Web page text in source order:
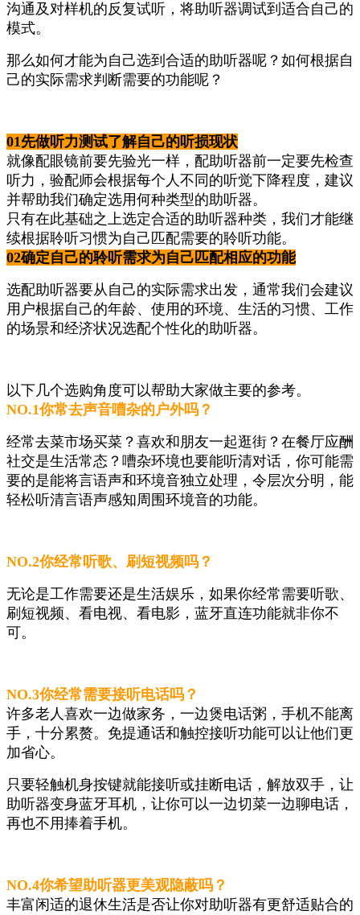
沟通及对样机的反复试听，将助听器调试到适合自己的
模式。
那么如何才能为自己选到合适的助听器呢？如何根据自
己的实际需求判断需要的功能呢？
01先做听力测试了解自己的听损现状
就像配眼镜前要先验光一样，配助听器前一定要先检查
听力，验配师会根据每个人不同的听觉下降程度，建议
并帮助我们确定选用何种类型的助听器。
只有在此基础之上选定合适的助听器种类，我们才能继
续根据聆听习惯为自己匹配需要的聆听功能。
02确定自己的聆听需求为自己匹配相应的功能
选配助听器要从自己的实际需求出发，通常我们会建议
用户根据自己的年龄、使用的环境、生活的习惯、工作
的场景和经济状况选配个性化的助听器。
以下几个选购角度可以帮助大家做主要的参考。
NO.1你常去声音嘈杂的户外吗？
经常去菜市场买菜？喜欢和朋友一起逛街？在餐厅应酬
社交是生活常态？嘈杂环境也要能听清对话，你可能需
要的是能将言语声和环境音独立处理，令层次分明，能
轻松听清言语声感知周围环境音的功能。
NO.2你经常听歌、刷短视频吗？
无论是工作需要还是生活娱乐，如果你经常需要听歌、
刷短视频、看电视、看电影，蓝牙直连功能就非你不
可。
NO.3你经常需要接听电话吗？
许多老人喜欢一边做家务，一边煲电话粥，手机不能离
手，十分累赘。免提通话和触控接听功能可以让他们更
加省心。
只要轻触机身按键就能接听或挂断电话，解放双手，让
助听器变身蓝牙耳机，让你可以一边切菜一边聊电话，
再也不用捧着手机。
NO.4你希望助听器更美观隐蔽吗？
丰富闲适的退休生活是否让你对助听器有更舒适贴合的